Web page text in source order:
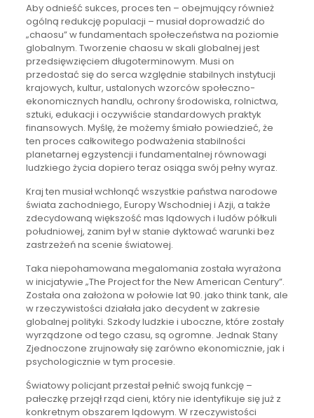
Aby odnieść sukces, proces ten – obejmujący również
ogólną redukcję populacji – musiał doprowadzić do
„chaosu” w fundamentach społeczeństwa na poziomie
globalnym. Tworzenie chaosu w skali globalnej jest
przedsięwzięciem długoterminowym. Musi on
przedostać się do serca względnie stabilnych instytucji
krajowych, kultur, ustalonych wzorców społeczno-
ekonomicznych handlu, ochrony środowiska, rolnictwa,
sztuki, edukacji i oczywiście standardowych praktyk
finansowych. Myślę, że możemy śmiało powiedzieć, że
ten proces całkowitego podważenia stabilności
planetarnej egzystencji i fundamentalnej równowagi
ludzkiego życia dopiero teraz osiąga swój pełny wyraz.
Kraj ten musiał wchłonąć wszystkie państwa narodowe
świata zachodniego, Europy Wschodniej i Azji, a także
zdecydowaną większość mas lądowych i ludów półkuli
południowej, zanim był w stanie dyktować warunki bez
zastrzeżeń na scenie światowej.
Taka niepohamowana megalomania została wyrażona
w inicjatywie „The Project for the New American Century”.
Została ona założona w połowie lat 90. jako think tank, ale
w rzeczywistości działała jako decydent w zakresie
globalnej polityki. Szkody ludzkie i uboczne, które zostały
wyrządzone od tego czasu, są ogromne. Jednak Stany
Zjednoczone zrujnowały się zarówno ekonomicznie, jak i
psychologicznie w tym procesie.
Światowy policjant przestał pełnić swoją funkcję –
pałeczkę przejął rząd cieni, który nie identyfikuje się już z
konkretnym obszarem lądowym. W rzeczywistości